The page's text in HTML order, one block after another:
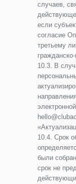
случаев,
если
согласие
третьему
10.3. В
10.4. Срок
были
срок не